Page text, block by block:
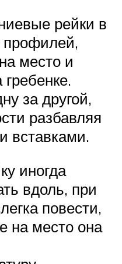
рейки в
профилей,
место и
за другой,
разбавляя
вставками.
иногда
вдоль, при
повести,
на место она